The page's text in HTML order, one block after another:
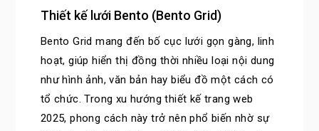
Thiết kế lưới Bento (Bento Grid)
Bento Grid mang đến bố cục lưới gọn gàng, linh
hoạt, giúp hiển thị đồng thời nhiều loại nội dung
như hình ảnh, văn bản hay biểu đồ một cách có
tổ chức. Trong xu hướng thiết kế trang web
2025, phong cách này trở nên phổ biến nhờ sự